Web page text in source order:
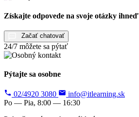
Získajte odpovede na svoje otázky ihneď
Začať chatovať
24/7 môžete sa pýtať
Pýtajte sa osobne
02/4920 3080
info@itlearning.sk
Po — Pia, 8:00 — 16:30